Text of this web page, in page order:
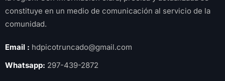
constituye en un medio de comunicación al servicio de la
comunidad.
Email : hdpicotruncado@gmail.com
Whatsapp: 297-439-2872